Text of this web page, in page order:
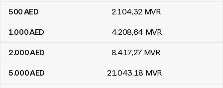
500AED 2.104,32 MVR
1.000AED 4.208,64 MVR
2.000AED 8.417,27 MVR
5.000AED 21.043,18 MVR